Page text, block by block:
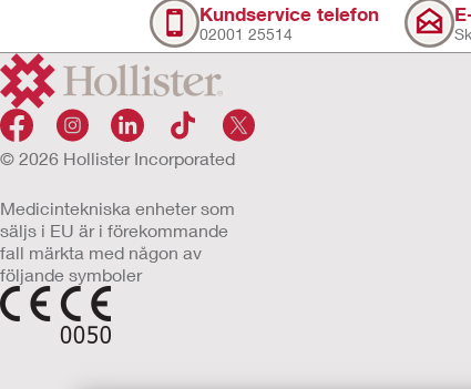
Kundservice telefon
02001 25514
© 2026 Hollister Incorporated
Medicintekniska enheter som
säljs i EU är i förekommande
fall märkta med någon av
följande symboler